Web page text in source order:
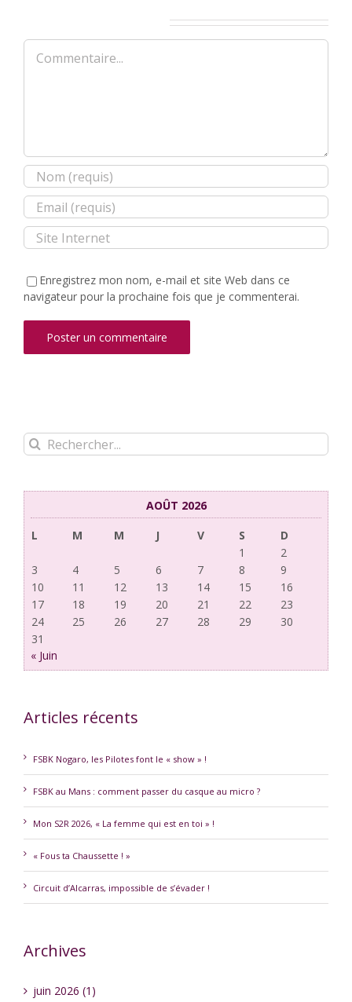
Commentaire
Enregistrez mon nom, e-mail et site Web dans ce
navigateur pour la prochaine fois que je commenterai.
Rechercher:
AOÛT 2026
L
M M J V S
D
1
2
3
4 5 6 7 8
9
10
11 12 13 14 15
16
17
18 19 20 21 22
23
24
25 26 27 28 29
30
31
« Juin
Articles récents
FSBK Nogaro, les Pilotes font le « show » !
FSBK au Mans : comment passer du casque au micro ?
Mon S2R 2026, « La femme qui est en toi » !
« Fous ta Chaussette ! »
Circuit d’Alcarras, impossible de s’évader !
Archives
juin 2026 (1)